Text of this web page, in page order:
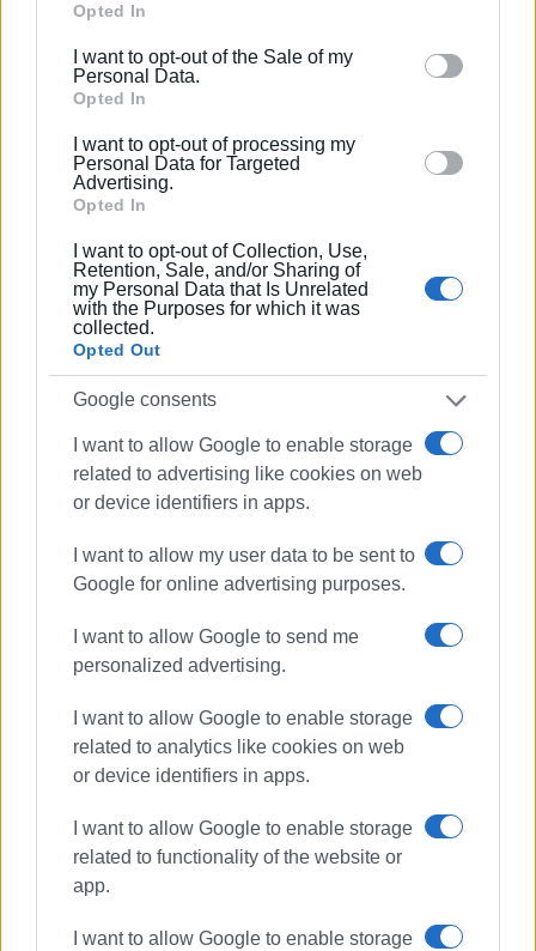
Google services and may gather and store information
behaviour. You may click to grant or deny consent to
Google and its third-party tags to use your data for
section.
Opted In
I want to opt-out of the Sale of my
Personal Data.
Opted In
I want to opt-out of processing my
Personal Data for Targeted
Advertising.
Opted In
I want to opt-out of Collection, Use,
Retention, Sale, and/or Sharing of
my Personal Data that Is Unrelated
with the Purposes for which it was
collected.
Opted Out
Google consents
I want to allow Google to enable storage
related to advertising like cookies on web
or device identifiers in apps.
I want to allow my user data to be sent to
Google for online advertising purposes.
I want to allow Google to send me
personalized advertising.
I want to allow Google to enable storage
related to analytics like cookies on web
or device identifiers in apps.
I want to allow Google to enable storage
related to functionality of the website or
app.
I want to allow Google to enable storage
Οικονομικών και Εσωτερικών η οποία ασχολείται με
οικονομικής ενίσχυσης των Δήμων για την
αντιμετώπιση του συγκεκριμένου προβλήματος.
Τέλος, η Δήμαρχος έθεσε το ζήτημα της έλλειψης
προσωπικού στους τομείς κυρίως των οικονομικών
και τεχνικών υπηρεσιών.
Εμφανίσεις: 101
Ακολουθήστε το enimerosi στοFacebook
Συνδρομητές στο e-paper